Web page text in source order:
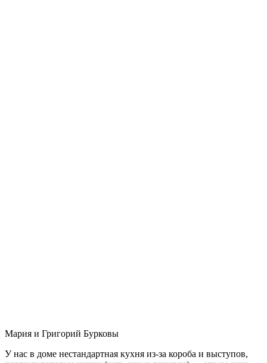
Мария и Григорий Бурковы
У нас в доме нестандартная кухня из-за короба и выступов,